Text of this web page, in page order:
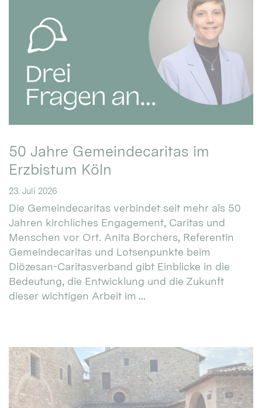
50 Jahre Gemeindecaritas im
Erzbistum Köln
23. Juli 2026
Die Gemeindecaritas verbindet seit mehr als 50
Jahren kirchliches Engagement, Caritas und
Menschen vor Ort. Anita Borchers, Referentin
Gemeindecaritas und Lotsenpunkte beim
Diözesan-Caritasverband gibt Einblicke in die
Bedeutung, die Entwicklung und die Zukunft
dieser wichtigen Arbeit im ...